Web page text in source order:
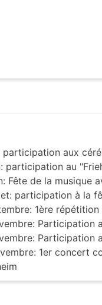
participation aux
participation au
Fête de la musique
participation à la
1ère
Participation
Participation
1er concert